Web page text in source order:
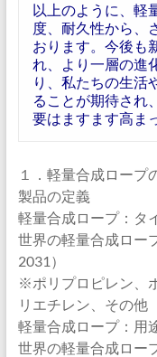
以上のように、軽
度、耐久性から、
おります。今後も
れ、より一層の進
り、私たちの生活
ることが期待され
要はますます高ま
１．軽量合成ロープ
製品の定義
軽量合成ロープ：タ
世界の軽量合成ロー
2031）
※ポリプロピレン、
リエチレン、その他
軽量合成ロープ：用
世界の軽量合成ロー